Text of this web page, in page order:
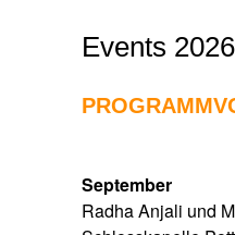
Events 2026
September
Radha Anjali und